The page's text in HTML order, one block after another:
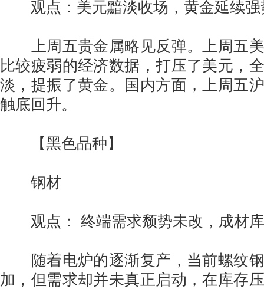
观点：美元黯淡收场，黄金延续强
上周五贵金属略见反弹。上周五美
比较疲弱的经济数据，打压了美元，
淡，提振了黄金。国内方面，上周五
触底回升。
【黑色品种】
钢材
观点： 终端需求颓势未改，成材
随着电炉的逐渐复产，当前螺纹钢
加，但需求却并未真正启动，在库存